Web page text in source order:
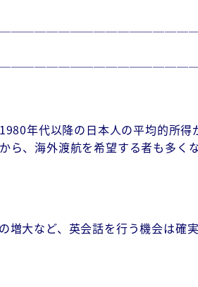
年代以降の日本人の平均的所得
ら、海外渡航を希望する者も多く
増大など、英会話を行う機会は確